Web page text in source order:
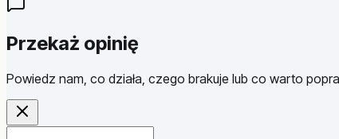
Przekaż opinię
Powiedz nam, co działa, czego brakuje lub co warto
Website